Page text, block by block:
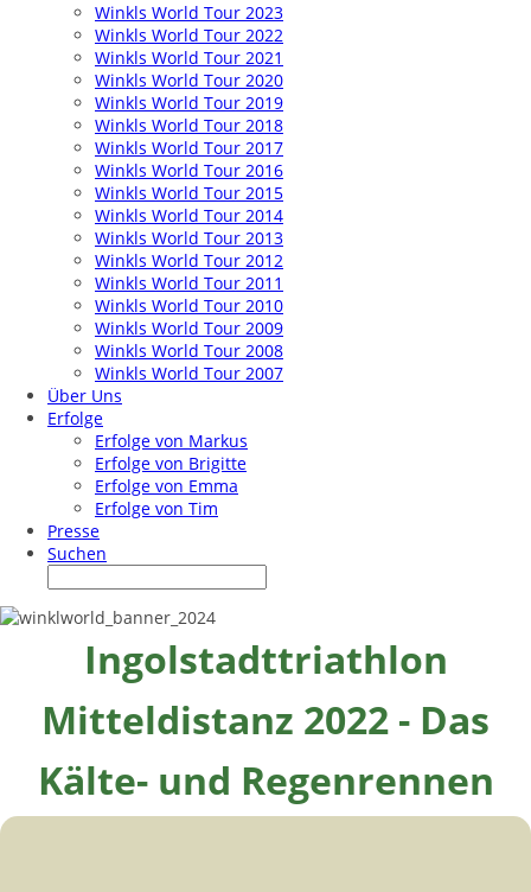
Winkls World Tour 2023
Winkls World Tour 2022
Winkls World Tour 2021
Winkls World Tour 2020
Winkls World Tour 2019
Winkls World Tour 2018
Winkls World Tour 2017
Winkls World Tour 2016
Winkls World Tour 2015
Winkls World Tour 2014
Winkls World Tour 2013
Winkls World Tour 2012
Winkls World Tour 2011
Winkls World Tour 2010
Winkls World Tour 2009
Winkls World Tour 2008
Winkls World Tour 2007
Über Uns
Erfolge
Erfolge von Markus
Erfolge von Brigitte
Erfolge von Emma
Erfolge von Tim
Presse
Suchen
Ingolstadttriathlon
Mitteldistanz 2022 - Das
Kälte- und Regenrennen